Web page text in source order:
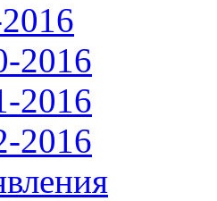
2016
2016
2016